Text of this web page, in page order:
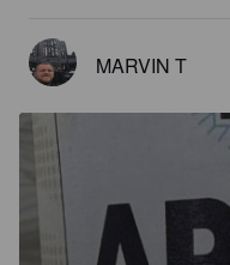
MARVIN T